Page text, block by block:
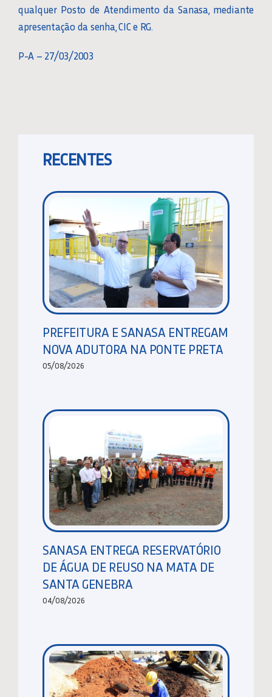
qualquer Posto de Atendimento da Sanasa, mediante
apresentação da senha, CIC e RG.
P-A – 27/03/2003
RECENTES
PREFEITURA E SANASA ENTREGAM
NOVA ADUTORA NA PONTE PRETA
05/08/2026
SANASA ENTREGA RESERVATÓRIO
DE ÁGUA DE REUSO NA MATA DE
SANTA GENEBRA
04/08/2026